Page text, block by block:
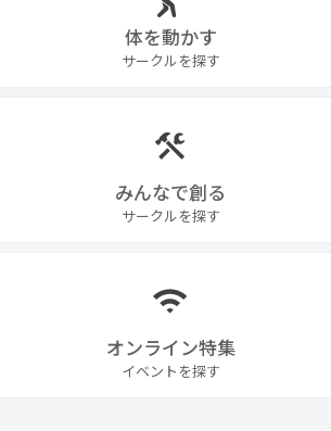
体を動かす
サークルを探す
みんなで創る
サークルを探す
オンライン特集
イベントを探す